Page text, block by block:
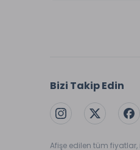
Bizi Takip Edin
Afişe edilen tüm